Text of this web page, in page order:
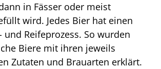
in Fässer oder meist
wird. Jedes Bier hat einen
und Reifeprozess. So wurden
Biere mit ihren jeweils
Zutaten und Brauarten erklärt.